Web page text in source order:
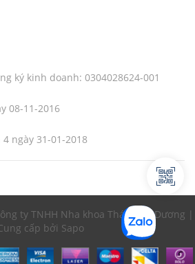
ký kinh doanh: 0304028624-001
08-11-2016
ngày 31-01-2018
ty TNHH Nha khoa Thái Bình Dương |
cấp bởi Sapo